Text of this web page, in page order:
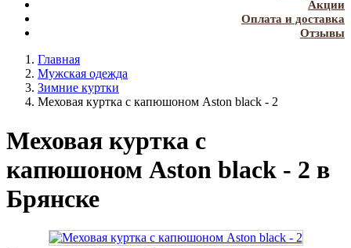
Акции
Оплата и доставка
Отзывы
Главная
Мужская одежда
Зимние куртки
Меховая куртка с капюшоном Aston black - 2
Меховая куртка с
капюшоном Aston black - 2 в
Брянске